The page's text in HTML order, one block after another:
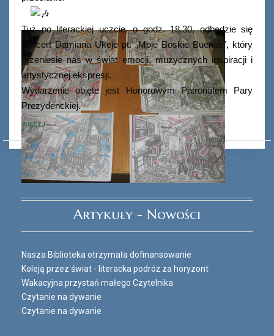
Ferie_2017_ODD_3.JPG
Tuż po literackiej uczcie, o godz. 18.30, odbędzie się
koncert Damiana Ukeje pt. „Moje Boskie Buenos”, który
przeniesie nas w świat emocji, muzycznych inspiracji i
artystycznej ekspresji.
Wydarzenie objęte jest Honorowym Patronatem Pary
Prezydenckiej.
WIĘCEJ
Artykuły - Nowości
Nasza Biblioteka otrzymała dofinansowanie
Koleją przez świat - literacka podróż za horyzont
Wakacyjna przystań małego Czytelnika
Czytanie na dywanie
Czytanie na dywanie